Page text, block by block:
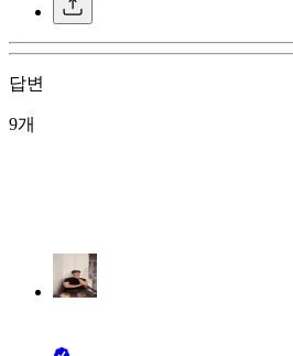
답변
9개